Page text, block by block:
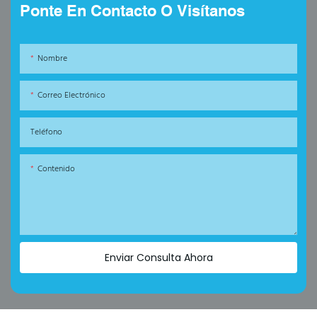
Ponte En Contacto O Visítanos
Nombre
Correo Electrónico
Teléfono
Contenido
Enviar Consulta Ahora